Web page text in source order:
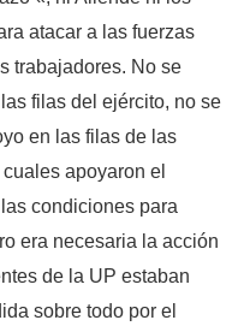
atacar a las fuerzas
trabajadores. No se
filas del ejército, no se
en las filas de las
apoyaron el
condiciones para
era necesaria la acción
de la UP estaban
sobre todo por el